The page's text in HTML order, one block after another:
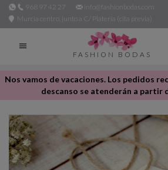
968 97 42 27
info@fashionbodas.com
Murcia centro, junto a C/ Platería (cita previa)

FASHION BODAS
Nos vamos de vacaciones. Los pedidos
descanso se atenderán a partir